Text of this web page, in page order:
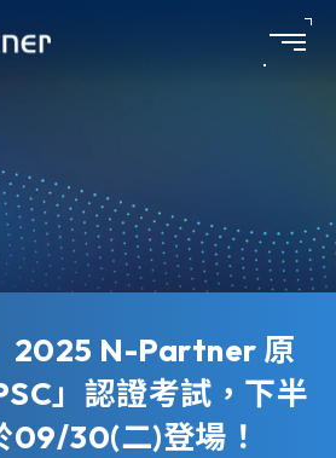
2025 N-Partner 原
」認證考試，下半
09/30(二)登場！